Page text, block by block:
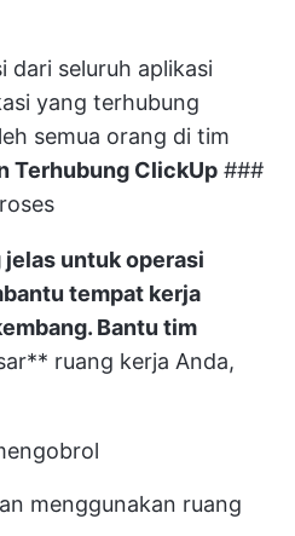
dari seluruh aplikasi
yang terhubung
semua orang di tim
Terhubung ClickUp ###
jelas untuk operasi
tempat kerja
Bantu tim
ruang kerja Anda,
menggunakan ruang